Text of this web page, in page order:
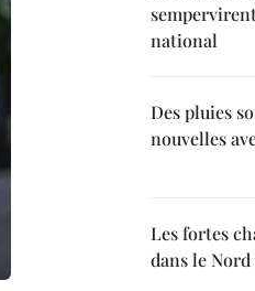
national
Des pluies
nouvelles
Les fortes
dans le